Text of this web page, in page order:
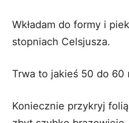
Wkładam do formy i
stopniach Celsjusza.
Trwa to jakieś 50 do 60
Koniecznie przykryj